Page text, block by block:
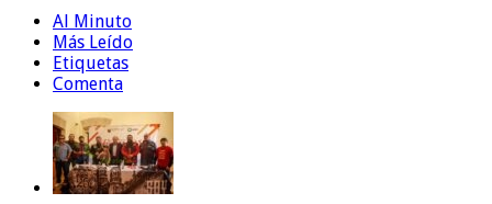
Al Minuto
Más Leído
Etiquetas
Comenta